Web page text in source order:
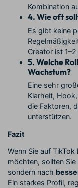
Kombination
4. Wie oft
Es gibt keine
Creator ist
5. Welche
Wachstum?
Eine sehr
Klarheit,
die Faktoren,
unterstützen.
Fazit
Wenn Sie auf
möchten, sollten
sondern nach
Ein starkes Profil,